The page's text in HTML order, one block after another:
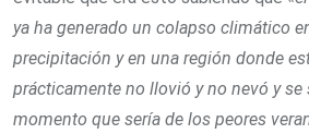
ya ha generado un colapso climático
precipitación y en una región donde
prácticamente no llovió y no nevó y se
momento que sería de los peores